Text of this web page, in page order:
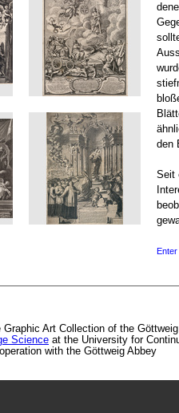
den
Seit
Graphic Art Collection of the
Science at the University for
with the Göttweig Abbey